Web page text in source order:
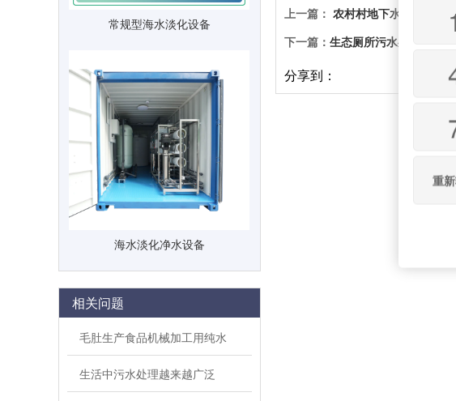
常规型海水淡化设备
海水淡化净水设备
相关问题
毛肚生产食品机械加工用纯水
生活中污水处理越来越广泛
上一篇： 农村村地下水处理设备功
下一篇： 生态厕所污水处理
分享到：
1
重